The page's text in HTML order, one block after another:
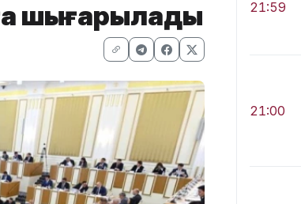
шығарылады
21:59
21:00